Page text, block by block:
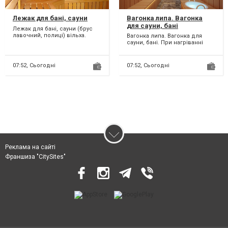
Лежак для бані, сауни
Лежак для бані, сауни (брус
лавочний, полиці) вільха.
07:52, Сьогодні
Вагонка липа. Вагонка
для сауни, бані
Вагонка липа. Вагонка для
сауни, бані. При нагріванні
медовий аромат....
07:52, Сьогодні
Реклама на сайті
Франшиза "CitySites"